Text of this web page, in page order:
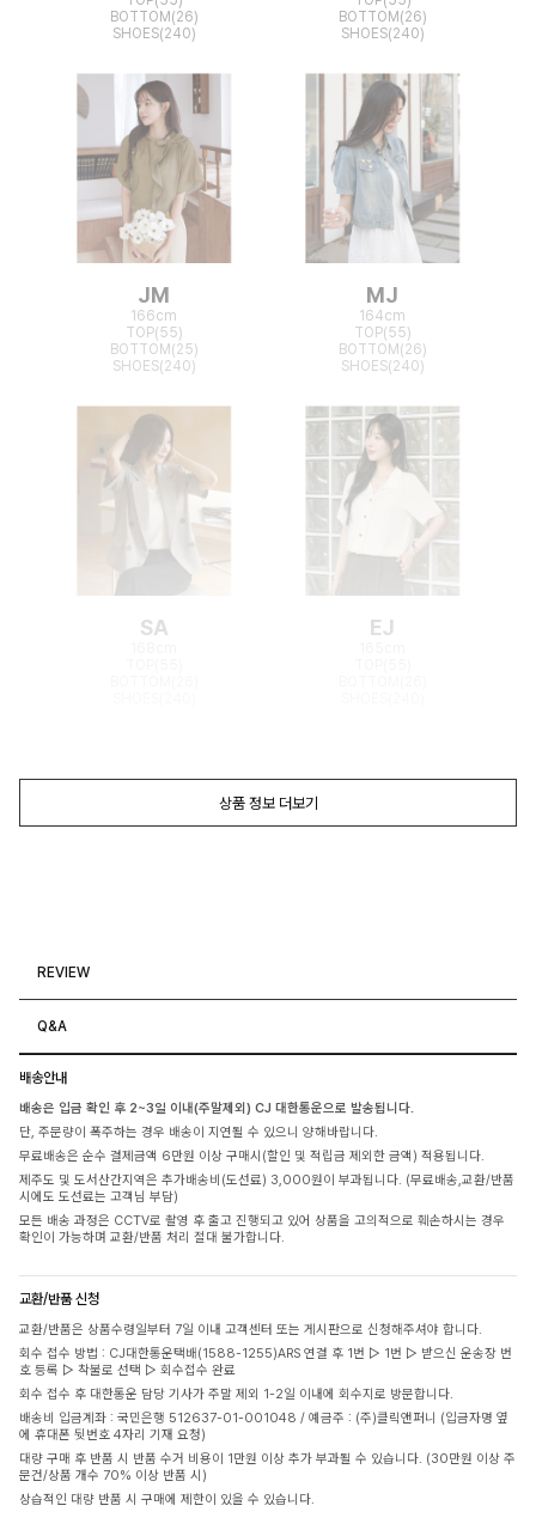
BOTTOM(26)
SHOES(240)
BOTTOM(26)
SHOES(240)
JM
166cm
TOP(55)
BOTTOM(25)
SHOES(240)
MJ
164cm
TOP(55)
BOTTOM(26)
SHOES(240)
SA EJ
상품 정보 더보기
REVIEW
Q&A
배송안내
배송은 입금 확인 후 2~3일 이내(주말제외) CJ 대한통운으로 발송됩니다.
단, 주문량이 폭주하는 경우 배송이 지연될 수 있으니 양해바랍니다.
무료배송은 순수 결제금액 6만원 이상 구매시(할인 및 적립금 제외한 금액) 적용됩니다.
제주도 및 도서산간지역은 추가배송비(도선료) 3,000원이 부과됩니다. (무료배송,교환/반품
시에도 도선료는 고객님 부담)
모든 배송 과정은 CCTV로 촬영 후 출고 진행되고 있어 상품을 고의적으로 훼손하시는 경우
확인이 가능하며 교환/반품 처리 절대 불가합니다.
교환/반품 신청
교환/반품은 상품수령일부터 7일 이내 고객센터 또는 게시판으로 신청해주셔야 합니다.
회수 접수 방법 : CJ대한통운택배(1588-1255)ARS 연결 후 1번 ▷ 1번 ▷ 받으신 운송장 번
호 등록 ▷ 착불로 선택 ▷ 회수접수 완료
회수 접수 후 대한통운 담당 기사가 주말 제외 1-2일 이내에 회수지로 방문합니다.
배송비 입금계좌 : 국민은행 512637-01-001048 / 예금주 : (주)클릭앤퍼니 (입금자명 옆
에 휴대폰 뒷번호 4자리 기재 요청)
대량 구매 후 반품 시 반품 수거 비용이 1만원 이상 추가 부과될 수 있습니다. (30만원 이상 주
문건/상품 개수 70% 이상 반품 시)
상습적인 대량 반품 시 구매에 제한이 있을 수 있습니다.